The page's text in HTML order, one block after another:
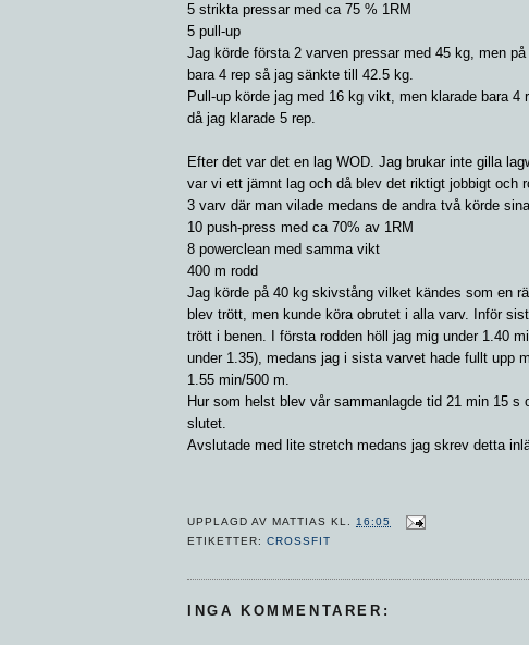
5 strikta pressar med ca 75 % 1RM
5 pull-up
Jag körde första 2 varven pressar med 45 kg, men
bara 4 rep så jag sänkte till 42.5 kg.
Pull-up körde jag med 16 kg vikt, men klarade bara 4
då jag klarade 5 rep.
Efter det var det en lag WOD. Jag brukar inte gilla
var vi ett jämnt lag och då blev det riktigt jobbigt och
3 varv där man vilade medans de andra två körde
10 push-press med ca 70% av 1RM
8 powerclean med samma vikt
400 m rodd
Jag körde på 40 kg skivstång vilket kändes som en
blev trött, men kunde köra obrutet i alla varv. Inför
trött i benen. I första rodden höll jag mig under 1.40
under 1.35), medans jag i sista varvet hade fullt upp
1.55 min/500 m.
Hur som helst blev vår sammanlagde tid 21 min 15 s
slutet.
Avslutade med lite stretch medans jag skrev detta
UPPLAGD AVMATTIAS KL. 16:05
ETIKETTER:CROSSFIT
INGA KOMMENTARER: